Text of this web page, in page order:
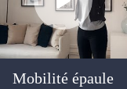
Mobilité épaule